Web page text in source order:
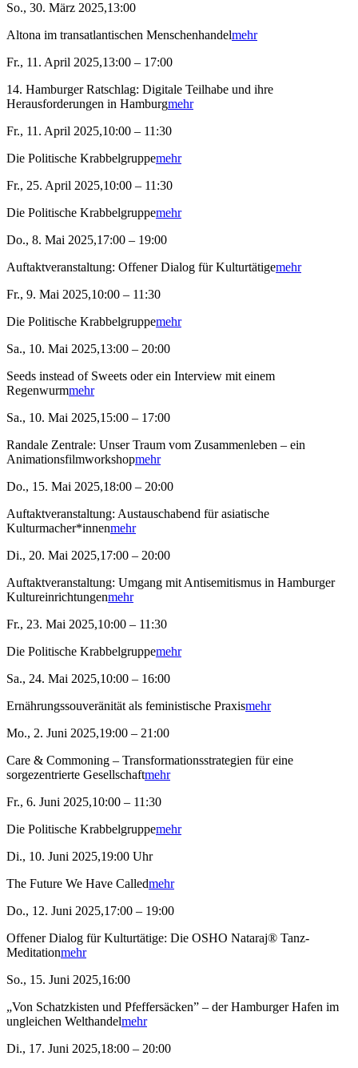
So., 30. März 2025,13:00
Altona im transatlantischen Menschenhandelmehr
Fr., 11. April 2025,13:00 – 17:00
14. Hamburger Ratschlag: Digitale Teilhabe und ihre
Herausforderungen in Hamburgmehr
Fr., 11. April 2025,10:00 – 11:30
Die Politische Krabbelgruppemehr
Fr., 25. April 2025,10:00 – 11:30
Die Politische Krabbelgruppemehr
Do., 8. Mai 2025,17:00 – 19:00
Auftaktveranstaltung: Offener Dialog für Kulturtätigemehr
Fr., 9. Mai 2025,10:00 – 11:30
Die Politische Krabbelgruppemehr
Sa., 10. Mai 2025,13:00 – 20:00
Seeds instead of Sweets oder ein Interview mit einem
Regenwurmmehr
Sa., 10. Mai 2025,15:00 – 17:00
Randale Zentrale: Unser Traum vom Zusammenleben – ein
Animationsfilmworkshopmehr
Do., 15. Mai 2025,18:00 – 20:00
Auftaktveranstaltung: Austauschabend für asiatische
Kulturmacher*innenmehr
Di., 20. Mai 2025,17:00 – 20:00
Auftaktveranstaltung: Umgang mit Antisemitismus in Hamburger
Kultureinrichtungenmehr
Fr., 23. Mai 2025,10:00 – 11:30
Die Politische Krabbelgruppemehr
Sa., 24. Mai 2025,10:00 – 16:00
Ernährungssouveränität als feministische Praxismehr
Mo., 2. Juni 2025,19:00 – 21:00
Care & Commoning – Transformationsstrategien für eine
sorgezentrierte Gesellschaftmehr
Fr., 6. Juni 2025,10:00 – 11:30
Die Politische Krabbelgruppemehr
Di., 10. Juni 2025,19:00 Uhr
The Future We Have Calledmehr
Do., 12. Juni 2025,17:00 – 19:00
Offener Dialog für Kulturtätige: Die OSHO Nataraj® Tanz-
Meditationmehr
So., 15. Juni 2025,16:00
„Von Schatzkisten und Pfeffersäcken” – der Hamburger Hafen im
ungleichen Welthandelmehr
Di., 17. Juni 2025,18:00 – 20:00